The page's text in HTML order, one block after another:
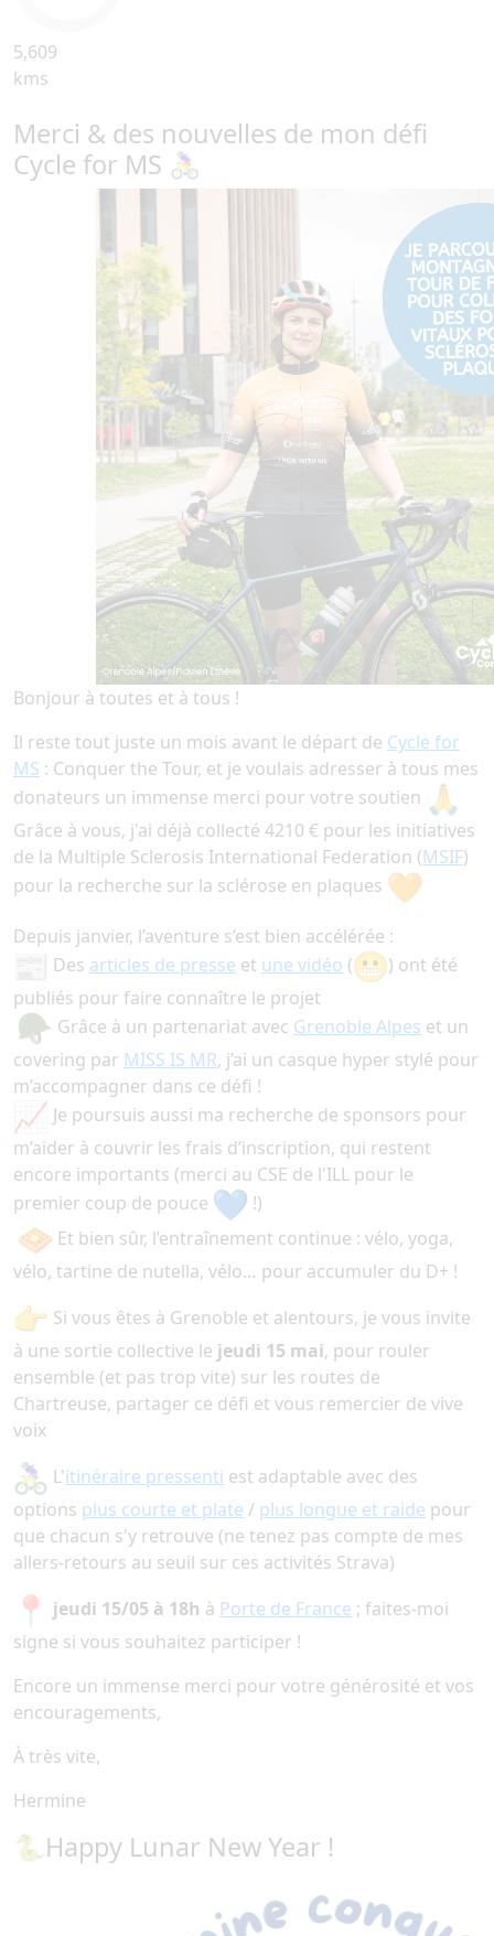
5,609
kms
Merci & des nouvelles de mon défi
Cycle for MS 🚴‍♀️
Bonjour à toutes et à tous !
Il reste tout juste un mois avant le départ de Cycle for
MS : Conquer the Tour, et je voulais adresser à tous mes
donateurs un immense merci pour votre soutien
Grâce à vous, j'ai déjà collecté 4210 € pour les initiatives
de la Multiple Sclerosis International Federation (MSIF)
pour la recherche sur la sclérose en plaques
Depuis janvier, l’aventure s’est bien accélérée :
Des articles de presse et une vidéo (
) ont été
publiés pour faire connaître le projet
Grâce à un partenariat avec Grenoble Alpes et un
covering par MISS IS MR, j’ai un casque hyper stylé pour
m’accompagner dans ce défi !
Je poursuis aussi ma recherche de sponsors pour
m’aider à couvrir les frais d’inscription, qui restent
encore importants (merci au CSE de l'ILL pour le
premier coup de pouce
!)
Et bien sûr, l’entraînement continue : vélo, yoga,
vélo, tartine de nutella, vélo… pour accumuler du D+ !
Si vous êtes à Grenoble et alentours, je vous invite
à une sortie collective le jeudi 15 mai, pour rouler
ensemble (et pas trop vite) sur les routes de
Chartreuse, partager ce défi et vous remercier de vive
voix
L'itinéraire pressenti est adaptable avec des
options plus courte et plate / plus longue et raide pour
que chacun s'y retrouve (ne tenez pas compte de mes
allers-retours au seuil sur ces activités Strava)
jeudi 15/05 à 18h à Porte de France ; faites-moi
signe si vous souhaitez participer !
Encore un immense merci pour votre générosité et vos
encouragements,
À très vite,
Hermine
🐍Happy Lunar New Year !